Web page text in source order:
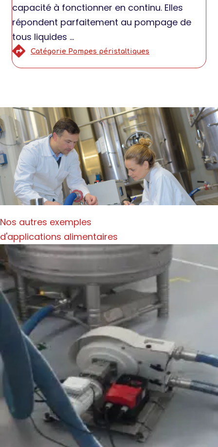
capacité à fonctionner en continu. Elles
répondent parfaitement au pompage de
tous liquides ...
Catégorie Pompes péristaltiques
Nos autres exemples
d'applications alimentaires